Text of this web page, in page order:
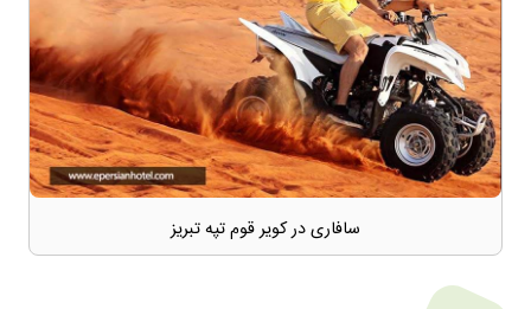
سافاری در کویر قوم تپه تبریز